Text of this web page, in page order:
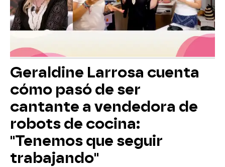
Geraldine Larrosa cuenta
cómo pasó de ser
cantante a vendedora de
robots de cocina:
"Tenemos que seguir
trabajando"